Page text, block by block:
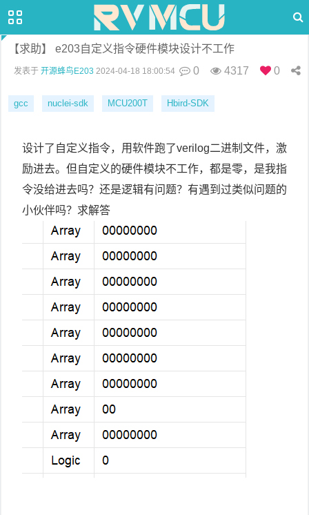
【求助】 e203自定义指令硬件模块设计不工作
发表于 开源蜂鸟E203 2024-04-18 18:00:54 0 4317 0
gcc nuclei-sdk MCU200T Hbird-SDK
设计了自定义指令，用软件跑了verilog二进制文件，激
励进去。但自定义的硬件模块不工作，都是零，是我指
令没给进去吗？还是逻辑有问题？有遇到过类似问题的
小伙伴吗？求解答